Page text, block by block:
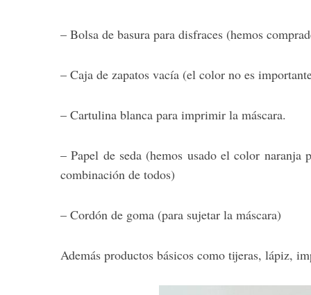
– Bolsa de basura para disfraces (hemos
– Caja de zapatos vacía (el color no es
– Cartulina blanca para imprimir la máscara.
– Papel de seda (hemos usado el color
combinación de todos)
– Cordón de goma (para sujetar la máscara)
Además productos básicos como tijeras, lápiz,